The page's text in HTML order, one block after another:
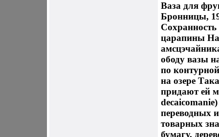
Ваза для
Бронницы,
царапины
ободу вазы
по
на озере
придают ей
переводных
товарных
бумагу,